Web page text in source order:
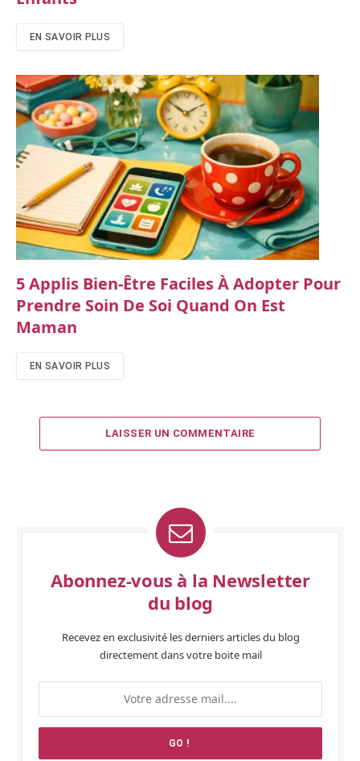
EN SAVOIR PLUS
5 Applis Bien-Être Faciles À Adopter Pour
Prendre Soin De Soi Quand On Est
Maman
EN SAVOIR PLUS
LAISSER UN COMMENTAIRE
Abonnez-vous à la Newsletter
du blog
Recevez en exclusivité les derniers articles du blog
directement dans votre boite mail